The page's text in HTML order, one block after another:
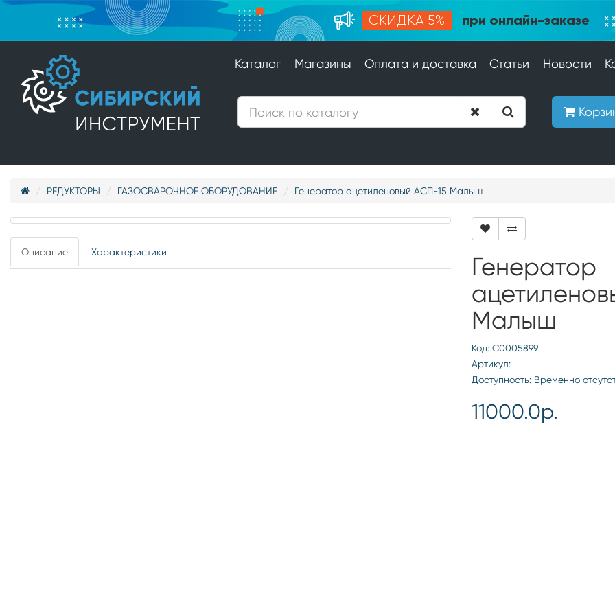
СКИДКА 5% при онлайн-заказе
Каталог Магазины Оплата и доставка Статьи Новости
РЕДУКТОРЫ ГАЗОСВАРОЧНОЕ ОБОРУДОВАНИЕ Генератор ацетиленовый АСП-15 Малыш
Описание Характеристики
Генератор
Малыш
Код: С0005899
Артикул:
Доступность: Временно
11000.0р.